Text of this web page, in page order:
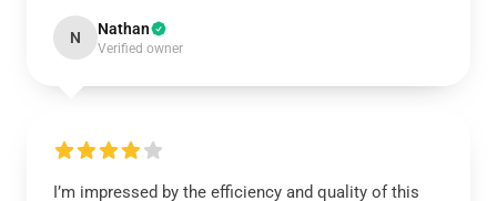
N Nathan
Verified owner
I’m impressed by the efficiency and quality of this